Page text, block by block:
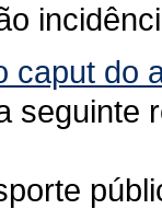
caput do
seguinte